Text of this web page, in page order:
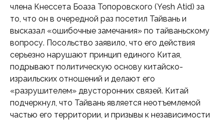
члена Кнессета Боаза Топоровского (Yesh Atid) за
то, что он в очередной раз посетил Тайвань и
высказал «ошибочные замечания» по тайваньскому
вопросу. Посольство заявило, что его действия
серьезно нарушают принцип единого Китая,
подрывают политическую основу китайско-
израильских отношений и делают его
«разрушителем» двусторонних связей. Китай
подчеркнул, что Тайвань является неотъемлемой
частью его территории, и призывы к независимости